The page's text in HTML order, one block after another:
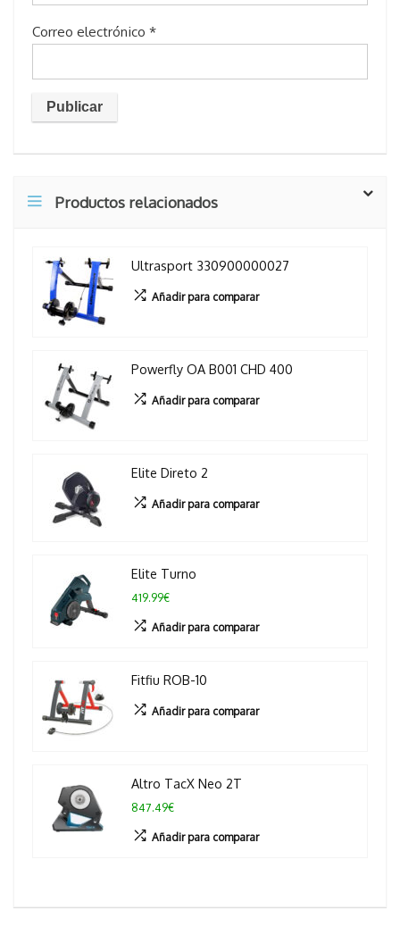
Correo electrónico *
Productos relacionados
Ultrasport 330900000027
Añadir para comparar
Powerfly OA B001 CHD 400
Añadir para comparar
Elite Direto 2
Añadir para comparar
Elite Turno
419.99€
Añadir para comparar
Fitfiu ROB-10
Añadir para comparar
Altro TacX Neo 2T
847.49€
Añadir para comparar